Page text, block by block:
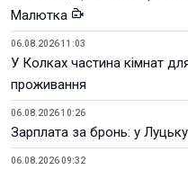
Малютка
06.08.2026 11:03
У Колках частина кімнат
проживання
06.08.2026 10:26
Зарплата за бронь: у
06.08.2026 09:32